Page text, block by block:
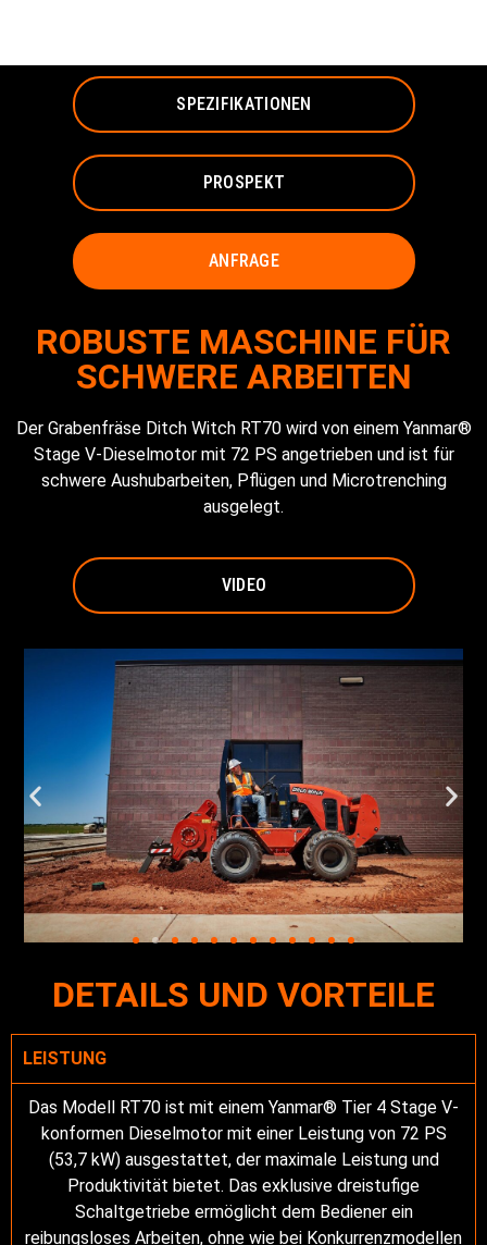
SPEZIFIKATIONEN
PROSPEKT
ANFRAGE
ROBUSTE MASCHINE FÜR
SCHWERE ARBEITEN
Der Grabenfräse Ditch Witch RT70 wird von einem Yanmar®
Stage V-Dieselmotor mit 72 PS angetrieben und ist für
schwere Aushubarbeiten, Pflügen und Microtrenching
ausgelegt.
VIDEO
DETAILS UND VORTEILE
LEISTUNG
Das Modell RT70 ist mit einem Yanmar® Tier 4 Stage V-
konformen Dieselmotor mit einer Leistung von 72 PS
(53,7 kW) ausgestattet, der maximale Leistung und
Produktivität bietet. Das exklusive dreistufige
Schaltgetriebe ermöglicht dem Bediener ein
reibungsloses Arbeiten, ohne wie bei Konkurrenzmodellen